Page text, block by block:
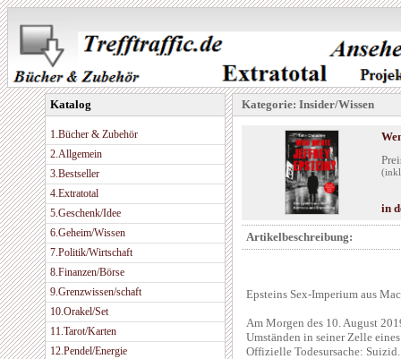
Katalog
1.Bücher & Zubehör
2.Allgemein
3.Bestseller
4.Extratotal
5.Geschenk/Idee
6.Geheim/Wissen
7.Politik/Wirtschaft
8.Finanzen/Börse
9.Grenzwissen/schaft
10.Orakel/Set
11.Tarot/Karten
12.Pendel/Energie
Kategorie: Insider/Wissen
in
Artikelbeschreibung:
Epsteins Sex-Imperium aus
Am Morgen des 10. August
Umständen in seiner Zelle
Offizielle Todesursache: Suizid.